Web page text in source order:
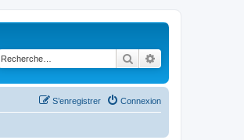
Rechercher
Connexion
S’enregistrer